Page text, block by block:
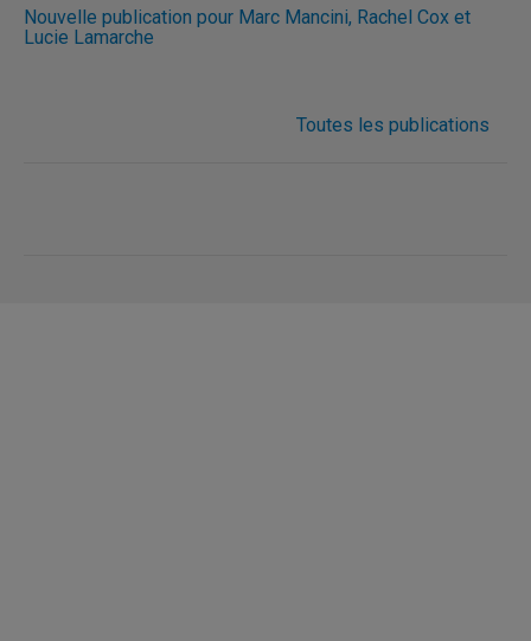
Nouvelle publication pour Marc Mancini, Rachel Cox et
Lucie Lamarche
Toutes les publications